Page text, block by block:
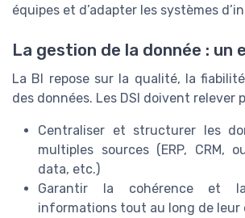
équipes et d’adapter les systèmes
La gestion de la donnée : un
La BI repose sur la qualité, la
des données. Les DSI doivent relever
Centraliser et structurer les
multiples sources (ERP, CRM,
data, etc.)
Garantir la cohérence et
informations tout au long de leur